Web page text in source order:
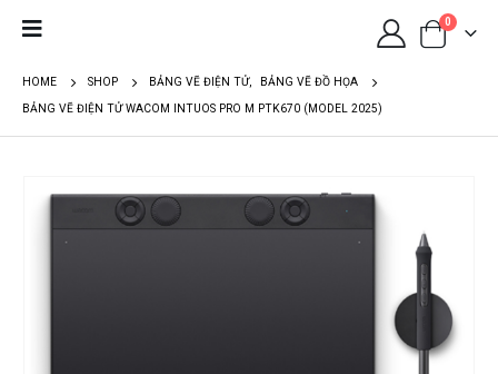
0
HOME SHOP BẢNG VẼ ĐIỆN TỬ,
BẢNG VẼ ĐỒ HỌA
BẢNG VẼ ĐIỆN TỬ WACOM INTUOS PRO M PTK670 (MODEL 2025)